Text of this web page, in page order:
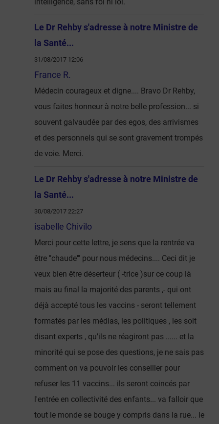
Le Dr Rehby s'adresse à notre Ministre de
la Santé...
31/08/2017 12:06
France R.
Médecin courageux et digne.... Bravo Dr Rehby,
vous faites honneur à notre belle profession... si
souvent galvaudée par des egos, des arrivismes
et des personnels qui se sont gravement trompés
de voie. Merci.
Le Dr Rehby s'adresse à notre Ministre de
la Santé...
30/08/2017 22:27
isabelle Chivilo
Merci pour cette lettre, je sens que la rentrée va
être "chaude"' pour nous médecins.... Ceci dit je
veux bien être déserteur ( -trice )sur ce coup là
mais au final la majorité des parents ,- qui ont
déjà accepté tous les vaccins - seront tellement
formatés par les médias, les politiques , les soit
disant experts , qu'ils ne réagiront pas ...... et la
minorité qui se pose des questions, je ne sais pas
comment on va pouvoir les conseiller pour
refuser les 11 vaccins... ils seront coincés par
l'entrée en collectivité des enfants... va falloir que
tout le monde se bouge y compris dans la rue... le